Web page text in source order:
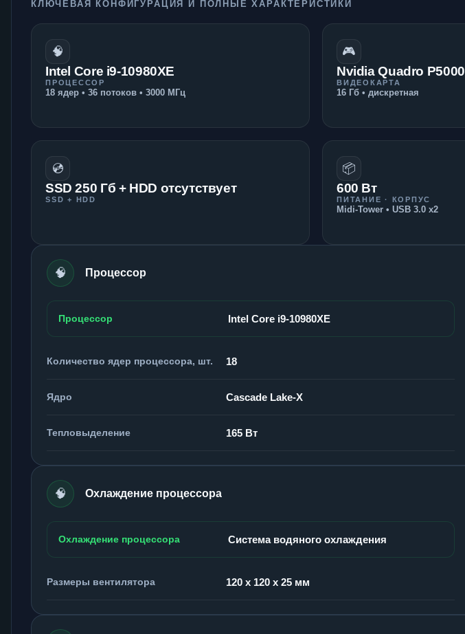
КЛЮЧЕВАЯ КОНФИГУРАЦИЯ И ПОЛНЫЕ ХАРАКТЕРИСТИКИ
🧠
Intel Core i9-10980XE
ПРОЦЕССОР
18 ядер • 36 потоков • 3000 МГц
🎮
Nvidia Quadro P5000
ВИДЕОКАРТА
16 Гб • дискретная
💿
SSD 250 Гб + HDD отсутствует
SSD + HDD
📦
600 Вт
ПИТАНИЕ · КОРПУС
Midi-Tower • USB 3.0 x2
🧠 Процессор
Процессор Intel Core i9-10980XE
Количество ядер процессора, шт. 18
Ядро Cascade Lake-X
Тепловыделение 165 Вт
🧠 Охлаждение процессора
Охлаждение процессора Система водяного охлаждения
Размеры вентилятора 120 x 120 x 25 мм